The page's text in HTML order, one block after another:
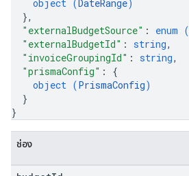
object ( DateRange)
},
"externalBudgetSource" : enum (
"externalBudgetId" : string,
"invoiceGroupingId" : string,
"prismaConfig" : {
object (PrismaConfig)
}
}
ช่อง